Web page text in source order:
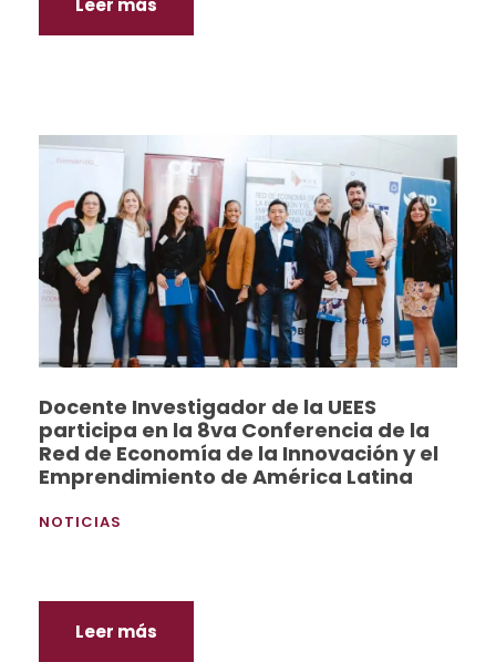
Leer más
Docente Investigador de la UEES
participa en la 8va Conferencia de la
Red de Economía de la Innovación y el
Emprendimiento de América Latina
NOTICIAS
Leer más